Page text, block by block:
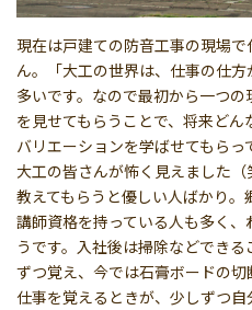
現在は戸建ての防音工事の現場
ん。「大工の世界は、仕事の仕
多いです。なので最初から一つ
を見せてもらうことで、将来ど
バリエーションを学ばせてもら
大工の皆さんが怖く見えました
教えてもらうと優しい人ばかり
講師資格を持っている人も多く
うです。入社後は掃除などでき
ずつ覚え、今では石膏ボードの
仕事を覚えるときが、少しずつ